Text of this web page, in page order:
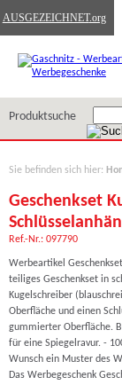
AUSGEZEICHNET.org
Produktsuche
Sie befinden sich hier:
Geschenkset
Ref.-Nr.: 097790
Werbeartikel
teiliges Geschenkset in
Kugelschreiber
Oberfläche und einen
gummierter Oberfläche.
für eine Spiegelravur. -
Wunsch ein Muster des
Das Werbegeschenk